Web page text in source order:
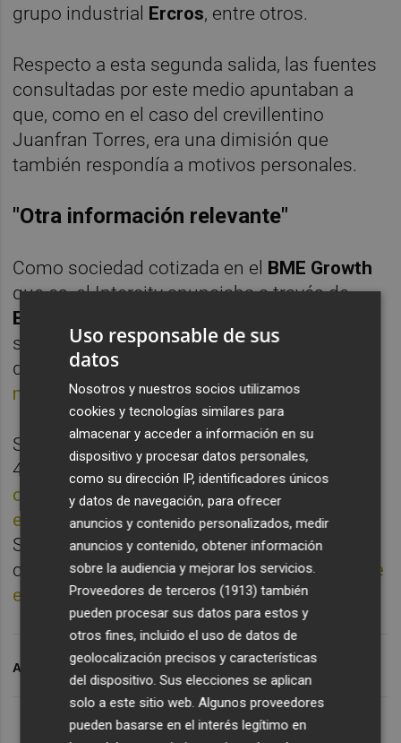
grupo industrial Ercros, entre otros.
Respecto a esta segunda salida, las fuentes
consultadas por este medio apuntaban a
que, como en el caso del crevillentino
Juanfran Torres, era una dimisión que
también respondía a motivos personales.
"Otra información relevante"
Como sociedad cotizada en el BME Growth
que es, el Intercity anunciaba a través de
Bolsas y Mercados Españoles
salidas de su consejo. En la comunicación
de información relevante
motivosavanzados porAlicante Plaza
Se trata de dos dimisiones que se producen
48 horas después de que la entidad
confirmase la negociación que mantiene con
el Hérculespara su integración en este.
Según ha podido saberAlicante Plaza
contactos avanzan por buen camino,
aunque
este es harto complejo.
ARCHIVADO EN CF INTERCITY
Uso responsable de sus
datos
Nosotros y nuestros socios utilizamos
cookies y tecnologías similares para
almacenar y acceder a información en su
dispositivo y procesar datos personales,
como su dirección IP, identificadores únicos
y datos de navegación, para ofrecer
anuncios y contenido personalizados, medir
anuncios y contenido, obtener información
sobre la audiencia y mejorar los servicios.
Proveedores de terceros (1913) también
pueden procesar sus datos para estos y
otros fines, incluido el uso de datos de
geolocalización precisos y características
del dispositivo. Sus elecciones se aplican
solo a este sitio web. Algunos proveedores
pueden basarse en el interés legítimo en